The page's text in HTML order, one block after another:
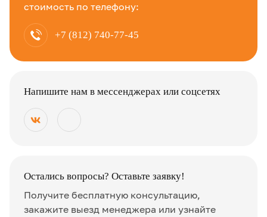
стоимость по телефону:
+7 (812) 740-77-45
Напишите нам в мессенджерах или соцсетях
Остались вопросы? Оставьте заявку!
Получите бесплатную консультацию,
закажите выезд менеджера или узнайте